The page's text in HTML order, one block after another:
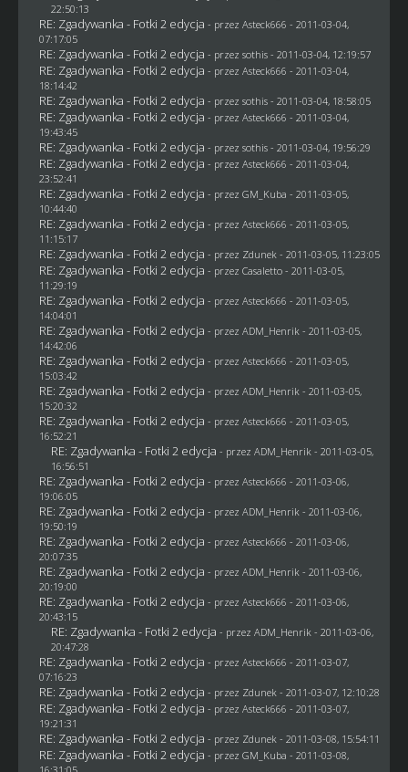
22:50:13
RE: Zgadywanka - Fotki 2 edycja - przez Asteck666 - 2011-03-04,
07:17:05
RE: Zgadywanka - Fotki 2 edycja - przez sothis- 2011-03-04, 12:19:57
RE: Zgadywanka - Fotki 2 edycja - przez Asteck666 - 2011-03-04,
18:14:42
RE: Zgadywanka - Fotki 2 edycja - przez sothis- 2011-03-04, 18:58:05
RE: Zgadywanka - Fotki 2 edycja - przez Asteck666 - 2011-03-04,
19:43:45
RE: Zgadywanka - Fotki 2 edycja - przez sothis- 2011-03-04, 19:56:29
RE: Zgadywanka - Fotki 2 edycja - przez Asteck666 - 2011-03-04,
23:52:41
RE: Zgadywanka - Fotki 2 edycja - przez GM_Kuba - 2011-03-05,
10:44:40
RE: Zgadywanka - Fotki 2 edycja - przez Asteck666 - 2011-03-05,
11:15:17
RE: Zgadywanka - Fotki 2 edycja - przez Zdunek - 2011-03-05, 11:23:05
RE: Zgadywanka - Fotki 2 edycja - przez Casaletto- 2011-03-05,
11:29:19
RE: Zgadywanka - Fotki 2 edycja - przez Asteck666 - 2011-03-05,
14:04:01
RE: Zgadywanka - Fotki 2 edycja - przez ADM_Henrik - 2011-03-05,
14:42:06
RE: Zgadywanka - Fotki 2 edycja - przez Asteck666 - 2011-03-05,
15:03:42
RE: Zgadywanka - Fotki 2 edycja - przez ADM_Henrik - 2011-03-05,
15:20:32
RE: Zgadywanka - Fotki 2 edycja - przez Asteck666 - 2011-03-05,
16:52:21
RE: Zgadywanka - Fotki 2 edycja - przez ADM_Henrik - 2011-03-05,
16:56:51
RE: Zgadywanka - Fotki 2 edycja - przez Asteck666 - 2011-03-06,
19:06:05
RE: Zgadywanka - Fotki 2 edycja - przez ADM_Henrik - 2011-03-06,
19:50:19
RE: Zgadywanka - Fotki 2 edycja - przez Asteck666 - 2011-03-06,
20:07:35
RE: Zgadywanka - Fotki 2 edycja - przez ADM_Henrik - 2011-03-06,
20:19:00
RE: Zgadywanka - Fotki 2 edycja - przez Asteck666 - 2011-03-06,
20:43:15
RE: Zgadywanka - Fotki 2 edycja - przez ADM_Henrik - 2011-03-06,
20:47:28
RE: Zgadywanka - Fotki 2 edycja - przez Asteck666 - 2011-03-07,
07:16:23
RE: Zgadywanka - Fotki 2 edycja - przez Zdunek - 2011-03-07, 12:10:28
RE: Zgadywanka - Fotki 2 edycja - przez Asteck666 - 2011-03-07,
19:21:31
RE: Zgadywanka - Fotki 2 edycja - przez Zdunek - 2011-03-08, 15:54:11
RE: Zgadywanka - Fotki 2 edycja - przez GM_Kuba - 2011-03-08,